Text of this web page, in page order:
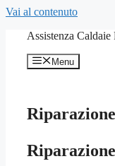
Vai al contenuto
Assistenza Caldaie
Menu